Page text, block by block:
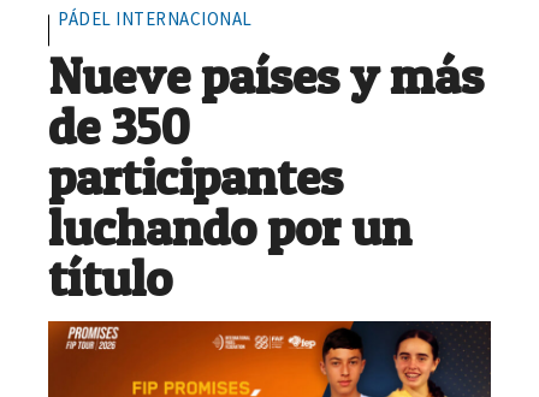
PÁDEL INTERNACIONAL
Nueve países y más
de 350
participantes
luchando por un
título